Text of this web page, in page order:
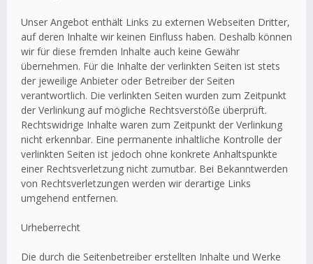
Unser Angebot enthält Links zu externen Webseiten Dritter,
auf deren Inhalte wir keinen Einfluss haben. Deshalb können
wir für diese fremden Inhalte auch keine Gewähr
übernehmen. Für die Inhalte der verlinkten Seiten ist stets
der jeweilige Anbieter oder Betreiber der Seiten
verantwortlich. Die verlinkten Seiten wurden zum Zeitpunkt
der Verlinkung auf mögliche Rechtsverstöße überprüft.
Rechtswidrige Inhalte waren zum Zeitpunkt der Verlinkung
nicht erkennbar. Eine permanente inhaltliche Kontrolle der
verlinkten Seiten ist jedoch ohne konkrete Anhaltspunkte
einer Rechtsverletzung nicht zumutbar. Bei Bekanntwerden
von Rechtsverletzungen werden wir derartige Links
umgehend entfernen.
Urheberrecht
Die durch die Seitenbetreiber erstellten Inhalte und Werke